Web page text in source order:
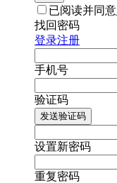
已阅读并同意
找回密码
登录注册
手机号
验证码
发送验证码
设置新密码
重复密码